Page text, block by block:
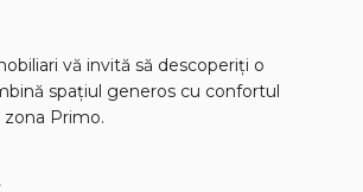
vă invită să descoperiți o
spațiul generos cu confortul
Primo.
într-o casă luminoasă, unde